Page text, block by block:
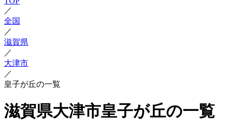
／
全国
／
滋賀県
／
大津市
／
皇子が丘の一覧
滋賀県大津市皇子が丘の一覧